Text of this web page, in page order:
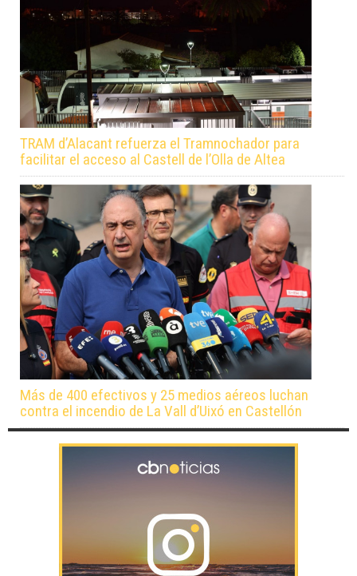
TRAM d’Alacant refuerza el Tramnochador para
facilitar el acceso al Castell de l’Olla de Altea
Más de 400 efectivos y 25 medios aéreos luchan
contra el incendio de La Vall d’Uixó en Castellón